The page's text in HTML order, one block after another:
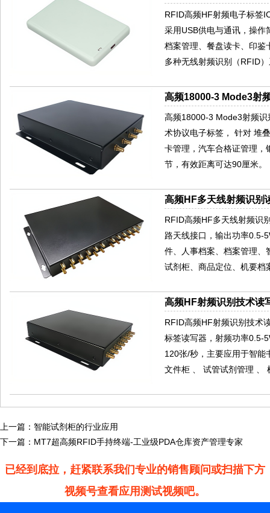
RFID高频HF射频电子标签
采用USB供电与通讯，操
档案管理、餐盘读卡、印鉴
多种无线射频识别（RFID
高频18000-3 Mode3射
高频18000-3 Mode3射频
术协议电子标签， 针对 堆
卡管理，汽车合格证管理，
节，有效距离可达90厘米。
高频HF多天线射频识别
RFID高频HF多天线射频识
路天线接口，输出功率0.5-
件、人事档案、档案管理、
试剂柜、商品定位、机要档
高频HF射频识别技术读
RFID高频HF射频识别技术
标签读写器，射频功率0.5-
120张/秒，主要应用于智能
文件柜 、 试管试剂管理 、
上一篇： 智能试剂柜的行业应用
下一篇： MT7超高频RFID手持终端-工业级PDA仓库资产管理专家
已经到底拉，赶紧联系我们专业的销售顾问或扫描下方
视频号查看应用测试视频吧。